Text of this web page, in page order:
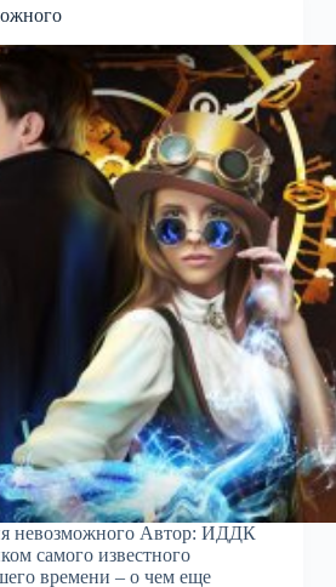
невозможного Автор: ИДДК
самого известного
времени – о чем еще